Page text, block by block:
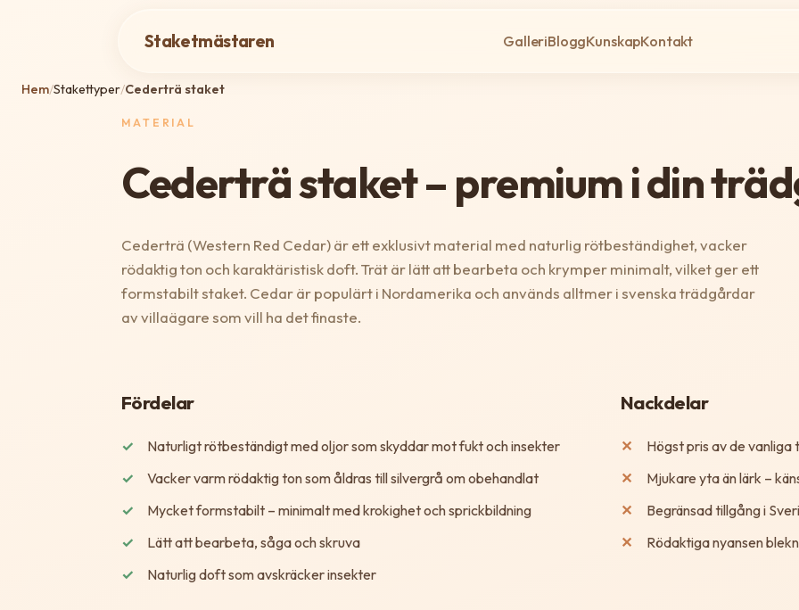
Staketmästaren GalleriBloggKunskapKontakt
Hem/Stakettyper/Cederträ staket
MATERIAL
Cederträ staket – premium i din
Cederträ (Western Red Cedar) är ett exklusivt material med naturlig rötbeständighet, vacker
rödaktig ton och karaktäristisk doft. Trät är lätt att bearbeta och krymper minimalt, vilket ger ett
formstabilt staket. Cedar är populärt i Nordamerika och används alltmer i svenska trädgårdar
av villaägare som vill ha det finaste.
Fördelar
Naturligt rötbeständigt med oljor som skyddar mot fukt och insekter
Vacker varm rödaktig ton som åldras till silvergrå om obehandlat
Mycket formstabilt – minimalt med krokighet och sprickbildning
Lätt att bearbeta, såga och skruva
Naturlig doft som avskräcker insekter
Nackdelar
Högst pris av de
Mjukare yta än lärk –
Begränsad tillgång i
Rödaktiga nyansen